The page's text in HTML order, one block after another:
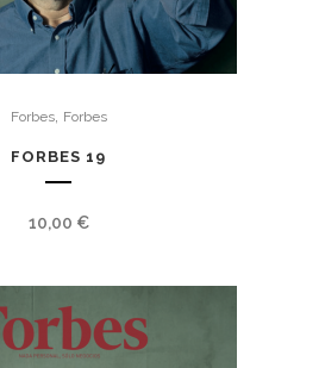
Forbes, Forbes
FORBES 19
10,00 €